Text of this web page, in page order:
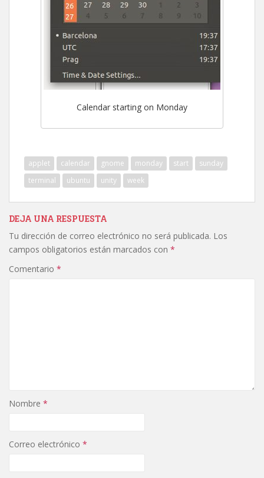
Calendar starting on Monday
applet calendar gnome monday start
sunday
terminal
ubuntu unity week
DEJA UNA RESPUESTA
Tu dirección de correo electrónico no será publicada. Los
campos obligatorios están marcados con *
Comentario *
Nombre *
Correo electrónico *